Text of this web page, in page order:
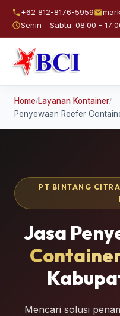
+62 812-8176-5959
Senin - Sabtu: 08:00 -
Home/Layanan Kontainer/
Penyewaan Reefer
PT BINTANG
Jasa
Mencari solusi